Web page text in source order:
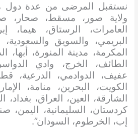
نستقبل المرضى من عدة دول
ولاية صور، مسقط، صحار،
العامرات، الرستاق، هيما،
البريمي، والسويق
المكرمة، مدينة المنورة، أبها،
الطائف، الخرج، وادي
عفيف، الدوادمي، الدرعية،
الكويت، البحرين، منامة،
الشارقة، العين، العراق، بغداد،
كردستان، السليمانية، اليمن،
إب، الخرطوم، السودان”.